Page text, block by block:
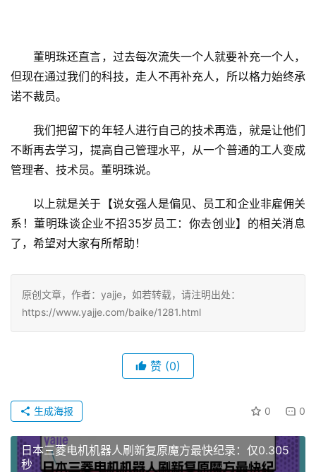
董明珠还直言，过去每次流失一个人就要补充一个人，
但现在通过我们的科技，走人不再补充人，所以格力始终承
诺不裁员。
我们把留下的年轻人进行自己的技术再造，就是让他们
不断再去学习，提高自己管理水平，从一个普通的工人变成
管理者、技术员。董明珠说。
以上就是关于【说女强人是偏见、员工和企业非雇佣关
系！董明珠谈企业不招35岁员工：你去创业】的相关消息
了，希望对大家有所帮助！
原创文章，作者：yajje，如若转载，请注明出处：
https://www.yajje.com/baike/1281.html
赞 (0)
0 0
生成海报
日本三菱电机机器人刷新复原魔方最快纪录：仅0.305
秒